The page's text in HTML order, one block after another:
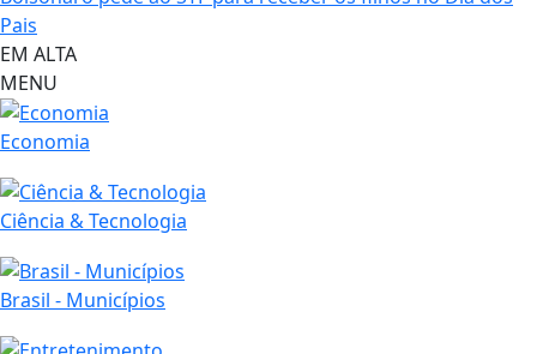
Pais
EM ALTA
MENU
Economia
Ciência & Tecnologia
Brasil - Municípios